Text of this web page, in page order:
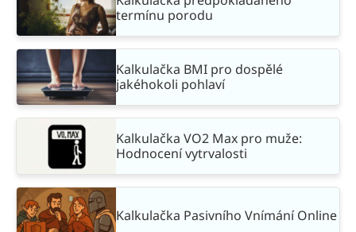
termínu porodu
Kalkulačka BMI pro dospělé
jakéhokoli pohlaví
Kalkulačka VO2 Max pro muže:
Hodnocení vytrvalosti
Kalkulačka Pasivního Vnímání Online